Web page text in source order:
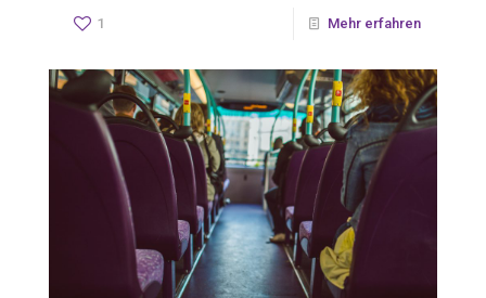
1 Mehr erfahren